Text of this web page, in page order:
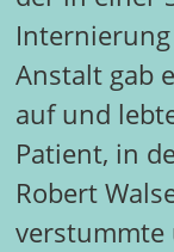
Internierung
Anstalt gab
auf und
Patient, in
Robert
verstummte